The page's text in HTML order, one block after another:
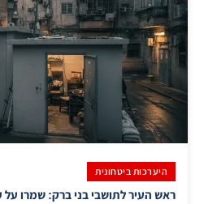
היערכות ביטחונית
ראש העיר לתושבי בני ברק: שמרו על